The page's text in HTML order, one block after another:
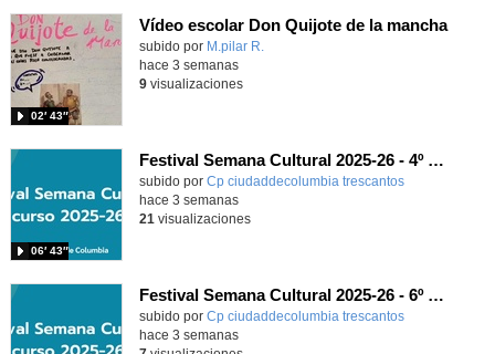
Vídeo escolar Don Quijote de la mancha
Contenido educativo.
subido por M.pilar R.
02′ 43″
hace 3 semanas
9visualizaciones
Festival Semana Cultural 2025-26 - 4º de Primaria
subido por Cp ciudaddecolumbia trescantos
06′ 43″
-
hace 3 semanas
21 visualizaciones
Festival Semana Cultural 2025-26 - 6º de Primaria
subido por Cp ciudaddecolumbia trescantos-
hace 3 semanas